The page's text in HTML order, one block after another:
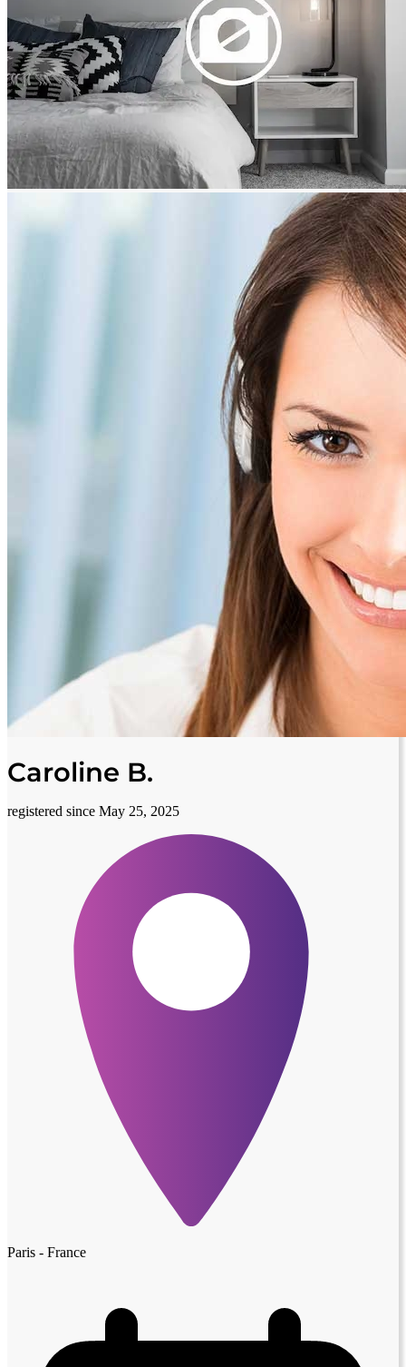
Caroline B.
registered since May 25, 2025
Paris - France